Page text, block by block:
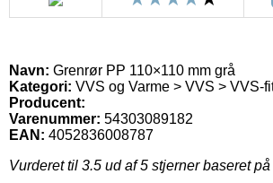
Navn: Grenrør PP 110×110 mm grå
Kategori: VVS og Varme > VVS > VVS-
Producent:
Varenummer: 54303089182
EAN: 4052836008787
Vurderet til 3.5 ud af 5 stjerner baseret på